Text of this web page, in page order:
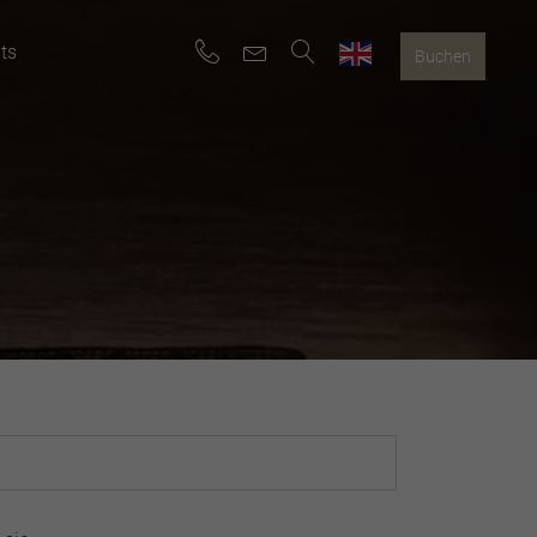
Buchen